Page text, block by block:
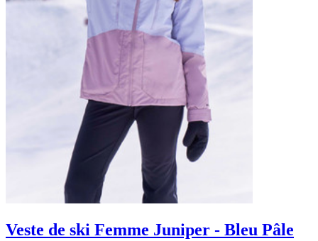
Veste de ski Femme Juniper - Bleu Pâle